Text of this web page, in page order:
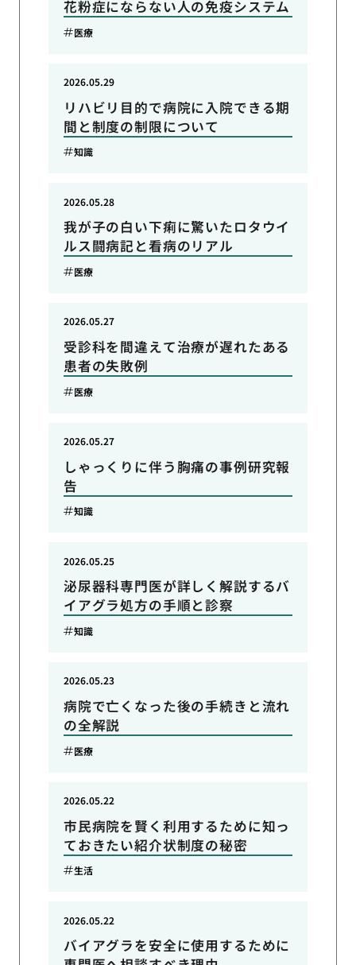
花粉症にならない人の免疫システム
医療
リハビリ目的で病院に入院できる期
間と制度の制限について
2026.05.29
知識
我が子の白い下痢に驚いたロタウイ
ルス闘病記と看病のリアル
2026.05.28
医療
受診科を間違えて治療が遅れたある
患者の失敗例
2026.05.27
医療
しゃっくりに伴う胸痛の事例研究報
告
2026.05.27
知識
泌尿器科専門医が詳しく解説するバ
イアグラ処方の手順と診察
2026.05.25
知識
病院で亡くなった後の手続きと流れ
の全解説
2026.05.23
医療
市民病院を賢く利用するために知っ
ておきたい紹介状制度の秘密
2026.05.22
生活
バイアグラを安全に使用するために
2026.05.22